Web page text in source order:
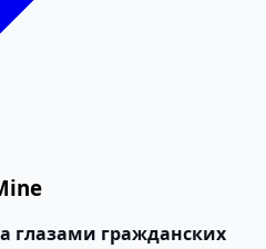
глазами гражданских